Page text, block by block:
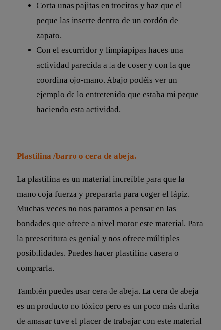
Corta unas pajitas en trocitos y haz que el
peque las inserte dentro de un cordón de
zapato.
Con el escurridor y limpiapipas haces una
actividad parecida a la de coser y con la que
coordina ojo-mano. Abajo podéis ver un
ejemplo de lo entretenido que estaba mi peque
haciendo esta actividad.
Plastilina /barro o cera de abeja.
La plastilina es un material increíble para que la
mano coja fuerza y prepararla para coger el lápiz.
Muchas veces no nos paramos a pensar en las
bondades que ofrece a nivel motor este material. Para
la preescritura es genial y nos ofrece múltiples
posibilidades. Puedes hacer plastilina casera o
comprarla.
También puedes usar cera de abeja. La cera de abeja
es un producto no tóxico pero es un poco más durita
de amasar tuve el placer de trabajar con este material